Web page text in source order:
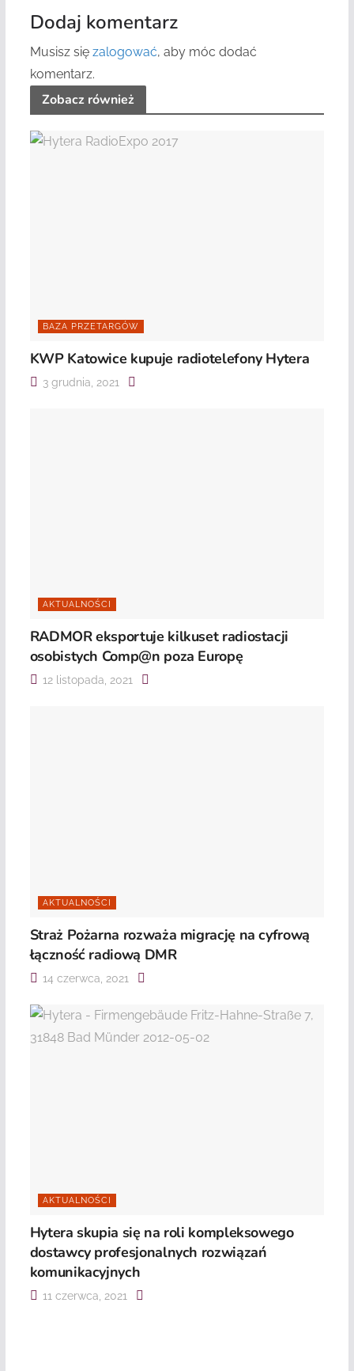
Dodaj komentarz
Musisz się zalogować, aby móc dodać
komentarz.
Zobacz również
BAZA PRZETARGÓW
KWP Katowice kupuje radiotelefony Hytera
3 grudnia, 2021
AKTUALNOŚCI
RADMOR eksportuje kilkuset radiostacji
osobistych Comp@n poza Europę
12 listopada, 2021
AKTUALNOŚCI
Straż Pożarna rozważa migrację na cyfrową
łączność radiową DMR
14 czerwca, 2021
AKTUALNOŚCI
Hytera skupia się na roli kompleksowego
dostawcy profesjonalnych rozwiązań
komunikacyjnych
11 czerwca, 2021